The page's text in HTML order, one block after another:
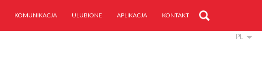
KOMUNIKACJA ULUBIONE APLIKACJA KONTAKT
PL